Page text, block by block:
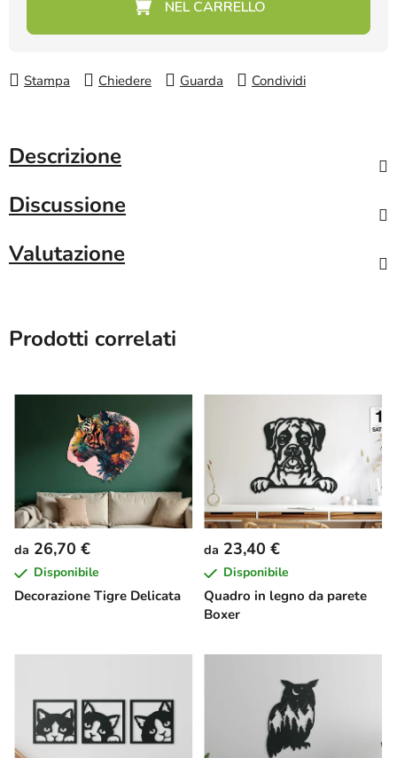
Stampa Chiedere Guarda Condividi
Descrizione
Discussione
Valutazione
Prodotti correlati
Decorazione Tigre Delicata
da 26,70 €
Disponibile
Quadro in legno da parete
Boxer
da 23,40 €
Disponibile